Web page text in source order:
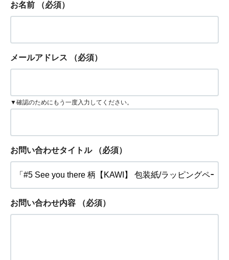
お名前 （必須）
メールアドレス （必須）
▼確認のためにもう一度入力してください。
お問い合わせタイトル （必須）
お問い合わせ内容 （必須）